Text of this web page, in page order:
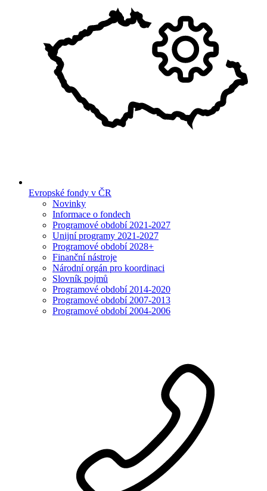
Evropské fondy v ČR
Novinky
Informace o fondech
Programové období 2021-2027
Unijní programy 2021-2027
Programové období 2028+
Finanční nástroje
Národní orgán pro koordinaci
Slovník pojmů
Programové období 2014-2020
Programové období 2007-2013
Programové období 2004-2006